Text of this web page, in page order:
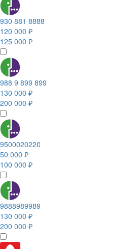
930 881 8888
120 000 ₽
125 000 ₽
988 9 899 899
130 000 ₽
200 000 ₽
9500020220
50 000 ₽
100 000 ₽
9888989989
130 000 ₽
200 000 ₽